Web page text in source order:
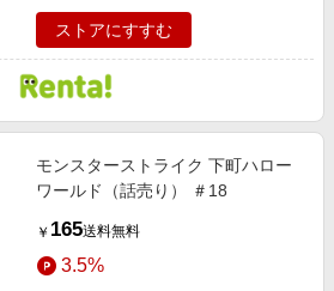
ストアにすすむ
モンスターストライク 下町ハロー
ワールド（話売り） ＃18
￥ 165送料無料
3.5%